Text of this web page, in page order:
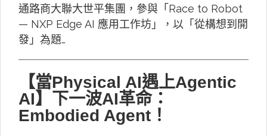
通路商大聯大世平集團，參與「Race to Robot
— NXP Edge AI 應用工作坊」，以「從構想到開
發」為題…
【當Physical AI遇上Agentic
AI】下一波AI革命：
Embodied Agent！